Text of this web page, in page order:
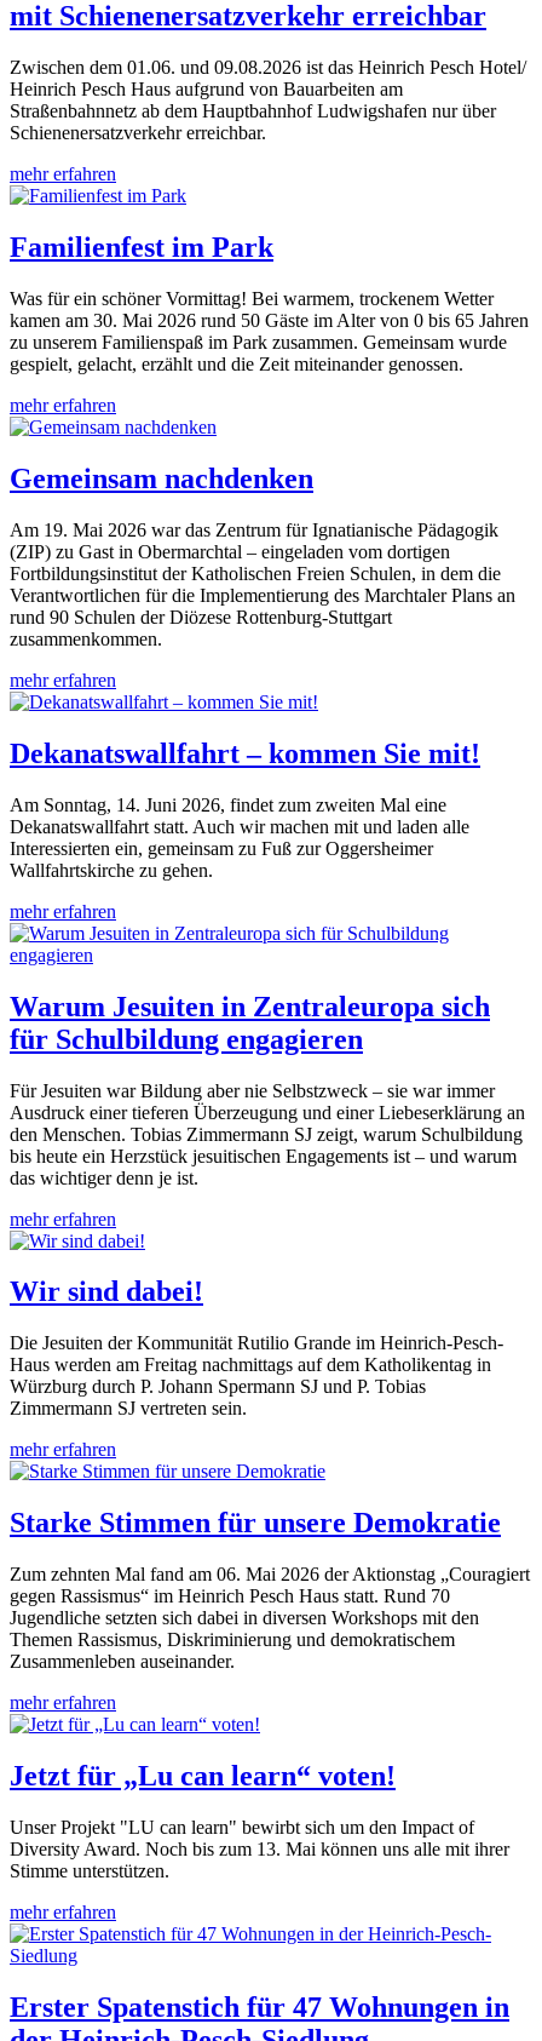
mit Schienenersatzverkehr erreichbar
Zwischen dem 01.06. und 09.08.2026 ist das Heinrich Pesch Hotel/
Heinrich Pesch Haus aufgrund von Bauarbeiten am
Straßenbahnnetz ab dem Hauptbahnhof Ludwigshafen nur über
Schienenersatzverkehr erreichbar.
mehr erfahren
Familienfest im Park
Was für ein schöner Vormittag! Bei warmem, trockenem Wetter
kamen am 30. Mai 2026 rund 50 Gäste im Alter von 0 bis 65 Jahren
zu unserem Familienspaß im Park zusammen. Gemeinsam wurde
gespielt, gelacht, erzählt und die Zeit miteinander genossen.
mehr erfahren
Gemeinsam nachdenken
Am 19. Mai 2026 war das Zentrum für Ignatianische Pädagogik
(ZIP) zu Gast in Obermarchtal – eingeladen vom dortigen
Fortbildungsinstitut der Katholischen Freien Schulen, in dem die
Verantwortlichen für die Implementierung des Marchtaler Plans an
rund 90 Schulen der Diözese Rottenburg-Stuttgart
zusammenkommen.
mehr erfahren
Dekanatswallfahrt – kommen Sie mit!
Am Sonntag, 14. Juni 2026, findet zum zweiten Mal eine
Dekanatswallfahrt statt. Auch wir machen mit und laden alle
Interessierten ein, gemeinsam zu Fuß zur Oggersheimer
Wallfahrtskirche zu gehen.
mehr erfahren
Warum Jesuiten in Zentraleuropa sich
für Schulbildung engagieren
Für Jesuiten war Bildung aber nie Selbstzweck – sie war immer
Ausdruck einer tieferen Überzeugung und einer Liebeserklärung an
den Menschen. Tobias Zimmermann SJ zeigt, warum Schulbildung
bis heute ein Herzstück jesuitischen Engagements ist – und warum
das wichtiger denn je ist.
mehr erfahren
Wir sind dabei!
Die Jesuiten der Kommunität Rutilio Grande im Heinrich-Pesch-
Haus werden am Freitag nachmittags auf dem Katholikentag in
Würzburg durch P. Johann Spermann SJ und P. Tobias
Zimmermann SJ vertreten sein.
mehr erfahren
Starke Stimmen für unsere Demokratie
Zum zehnten Mal fand am 06. Mai 2026 der Aktionstag „Couragiert
gegen Rassismus“ im Heinrich Pesch Haus statt. Rund 70
Jugendliche setzten sich dabei in diversen Workshops mit den
Themen Rassismus, Diskriminierung und demokratischem
Zusammenleben auseinander.
mehr erfahren
Jetzt für „Lu can learn“ voten!
Unser Projekt "LU can learn" bewirbt sich um den Impact of
Diversity Award. Noch bis zum 13. Mai können uns alle mit ihrer
Stimme unterstützen.
mehr erfahren
Erster Spatenstich für 47 Wohnungen in